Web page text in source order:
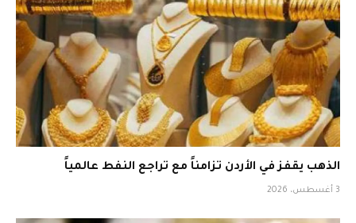
الذهب يقفز في الأردن تزامناً مع تراجع النفط عالمياً
3 أغسطس، 2026